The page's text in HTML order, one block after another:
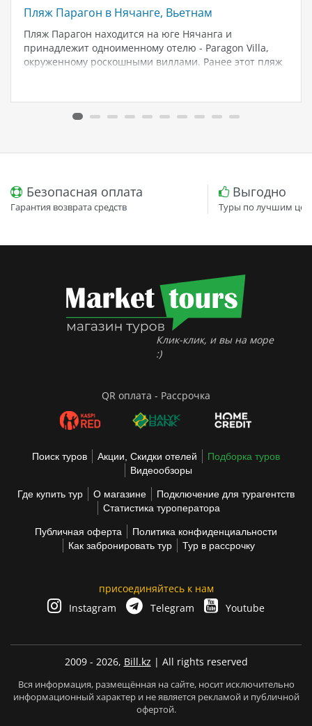
Пляж Парагон в Нячанге, Вьетнам
Пляж Парагон находится на юге Нячанга и
принадлежит одноименному отелю - Paragon Villa,
окруженному роскошными виллами. Ранее этот пляж
испытывают дискомфорта. Вход в воду…
Безопасная оплата
Гарантия возврата средств
Выгодно
Туры по лучшим
Клик-клик, и вы на море
:)
QR оплата - Рассрочка
Поиск туров Акции, Скидки отелей
Подборка туров
Видеообзоры
Где купить тур О магазине
Подключение для турагентств
Статистика туроператора
Публичная оферта
Политика конфиденциальности
Как забронировать тур
Тур в рассрочку
присоединяйтесь к нам
Instagram
Telegram Youtube
2009 - 2026, Bill.kz | All rights reserved
Вся информация, размещённая на сайте, носит исключительно
информационный характер и не является рекламой и публичной
офертой.